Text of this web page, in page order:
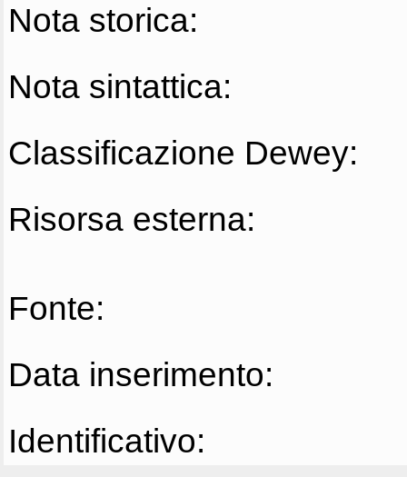
Nota storica:
Nota sintattica:
Classificazione Dewey:
Risorsa esterna:
Fonte:
Data inserimento:
Identificativo: